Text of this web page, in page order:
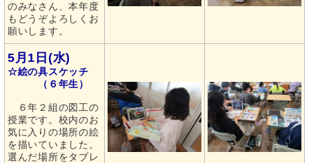
のみなさん、本年度
もどうぞよろしくお
願いします。
5月1日(水)
☆絵の具スケッチ
（６年生）
６年２組の図工の
授業です。校内のお
気に入りの場所の絵
を描いていました。
選んだ場所をタブレ